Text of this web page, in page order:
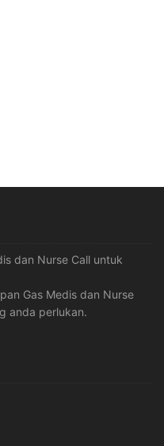
dan Nurse Call untuk
Gas Medis dan Nurse
anda perlukan.